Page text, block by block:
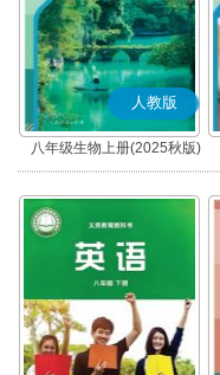
人教版
八年级生物上册(2025秋版)